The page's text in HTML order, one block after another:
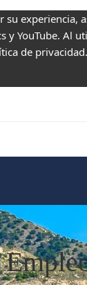
YouTube. Al
de privacidad.